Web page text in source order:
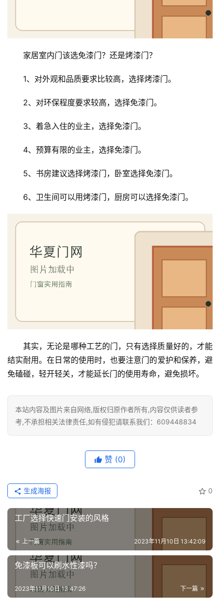
家居室内门该选免漆门？还是烤漆门？
1、对外观和品质要求比较高，选择烤漆门。
2、对环保程度要求较高，选择免漆门。
3、着急入住的业主，选择免漆门。
4、预算有限的业主，选择免漆门。
5、书房建议选择烤漆门，卧室选择免漆门。
6、卫生间可以用烤漆门，厨房可以选择免漆门。
其实，无论是哪种工艺的门，只有选择质量好的，才能
结实耐用。在日常的使用时，也要注意门的爱护和保养，避
免磕碰，轻开轻关，才能延长门的使用寿命，避免损坏。
本站内容及图片来自网络,版权归原作者所有,内容仅供读者参
考,不承担相关法律责任,如有侵犯请联系我们：609448834
赞 (0)
0
生成海报
工厂选择快速门安装的风格
上一篇 2023年11月10日 13:42:09
免漆板可以刷水性漆吗？
下一篇
2023年11月10日 13:47:26